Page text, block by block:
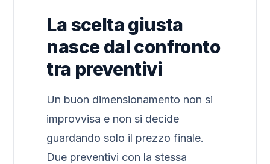
La scelta giusta
nasce dal confronto
tra preventivi
Un buon dimensionamento non si
improvvisa e non si decide
guardando solo il prezzo finale.
Due preventivi con la stessa